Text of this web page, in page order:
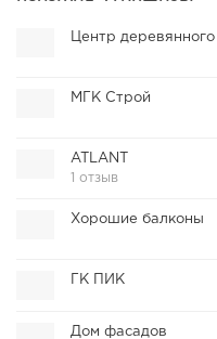
МГК Строй
ATLANT
1 отзыв
Хорошие балконы
ГК ПИК
Дом фасадов